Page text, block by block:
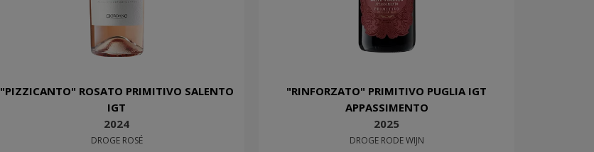
"PIZZICANTO" ROSATO PRIMITIVO SALENTO
IGT
2024
DROGE ROSÉ
"RINFORZATO" PRIMITIVO PUGLIA IGT
APPASSIMENTO
2025
DROGE RODE WIJN